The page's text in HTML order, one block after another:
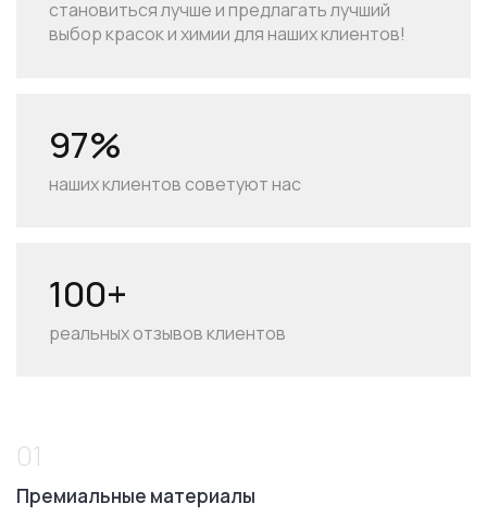
становиться лучше и предлагать лучший
выбор красок и химии для наших клиентов!
97%
наших клиентов советуют нас
100+
реальных отзывов клиентов
01
Премиальные материалы